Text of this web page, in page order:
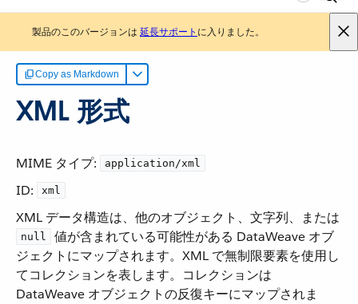
製品のこのバージョンは 延長サポート に入りました。
Copy as Markdown
XML 形式
MIME タイプ: application/xml
ID: xml
XML データ構造は、他のオブジェクト、文字列、または
null
​ 値が含まれている可能性がある DataWeave オブ
ジェクトにマップされます。XML で無制限要素を使用し
てコレクションを表します。コレクションは
DataWeave オブジェクトの反復キーにマップされま